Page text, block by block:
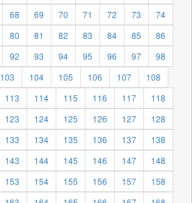
68 69 70 71 72 73
74
80 81 82 83 84 85
86
92 93 94 95 96 97
98
103 104 105 106 107
108
113 114 115 116 117
118
123 124 125 126 127
128
133 134 135 136 137
138
143 144 145 146 147
148
153 154 155 156 157
158